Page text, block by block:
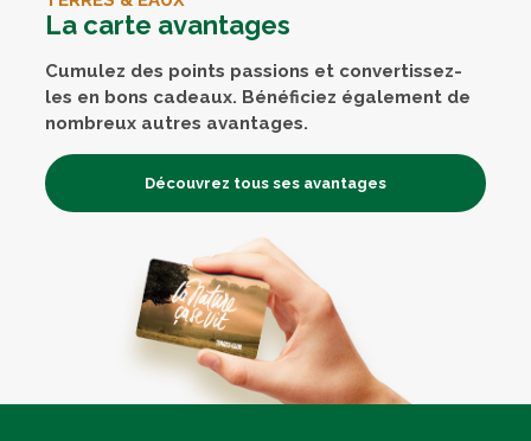
La carte avantages
Cumulez des points passions et convertissez-
les en bons cadeaux. Bénéficiez également de
nombreux autres avantages.
Découvrez tous ses avantages